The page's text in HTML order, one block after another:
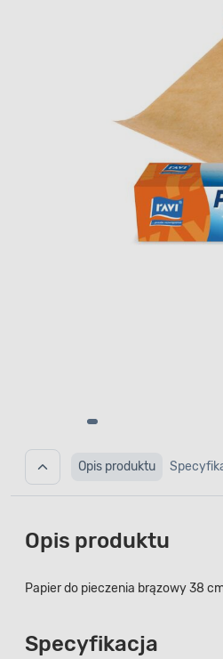
Opis produktu
Opis produktu
Papier do pieczenia brązowy 38
Specyfikacja